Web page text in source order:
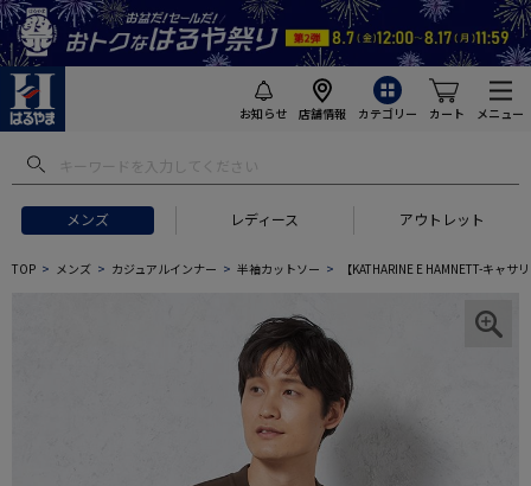
お知らせ 店舗情報 カテゴリー カート メニュー
メンズ レディース アウトレット
TOP メンズ カジュアルインナー 半袖カットソー 【KATHARINE E HAMNETT-キャ